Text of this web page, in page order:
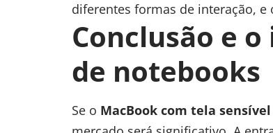
diferentes formas de interação,
Conclusão e
de notebooks
Se o MacBook com tela